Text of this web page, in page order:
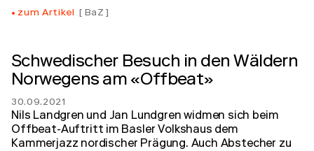
zum Artikel BaZ
Schwedischer Besuch in den Wäldern
Norwegens am «Offbeat»
30.09.2021
Nils Landgren und Jan Lundgren widmen sich beim
Offbeat-Auftritt im Basler Volkshaus dem
Kammerjazz nordischer Prägung. Auch Abstecher zu